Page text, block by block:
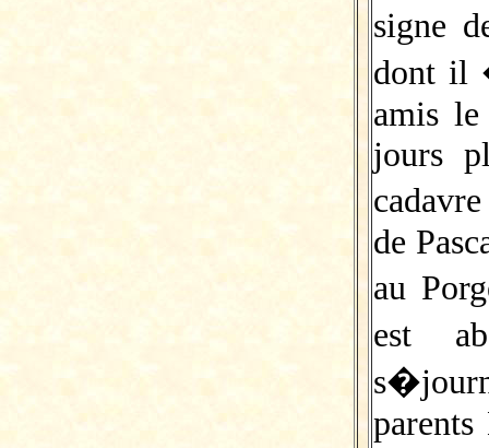
signe
dont il
amis
jours
de
au
est
parents